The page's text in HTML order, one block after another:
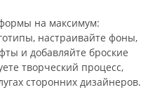
на максимум:
настраивайте фоны,
и добавляйте броские
творческий процесс,
сторонних дизайнеров.